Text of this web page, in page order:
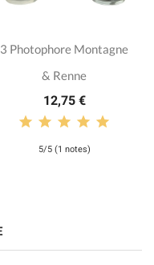
3 Photophore Montagne
& Renne
12,75 €
5/5 (1 notes)